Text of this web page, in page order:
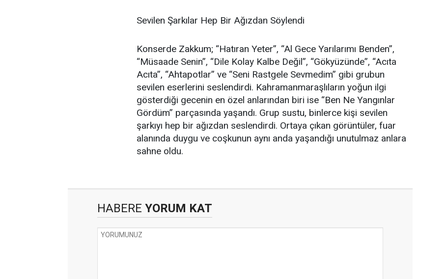
Sevilen Şarkılar Hep Bir Ağızdan Söylendi
Konserde Zakkum; “Hatıran Yeter”, “Al Gece Yarılarımı Benden”,
“Müsaade Senin”, “Dile Kolay Kalbe Değil”, “Gökyüzünde”, “Acıta
Acıta”, “Ahtapotlar” ve “Seni Rastgele Sevmedim” gibi grubun
sevilen eserlerini seslendirdi. Kahramanmaraşlıların yoğun ilgi
gösterdiği gecenin en özel anlarından biri ise “Ben Ne Yangınlar
Gördüm” parçasında yaşandı. Grup sustu, binlerce kişi sevilen
şarkıyı hep bir ağızdan seslendirdi. Ortaya çıkan görüntüler, fuar
alanında duygu ve coşkunun aynı anda yaşandığı unutulmaz anlara
sahne oldu.
HABERE YORUM KAT